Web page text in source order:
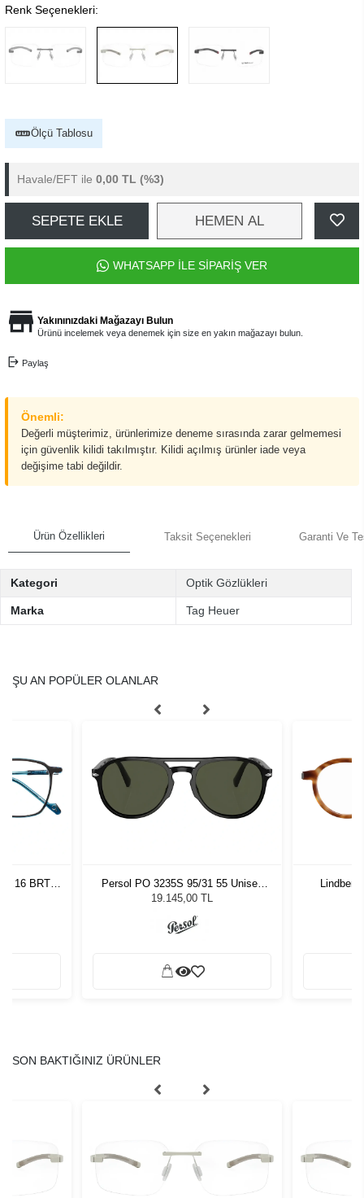
Renk Seçenekleri:
Ölçü Tablosu
Havale/EFT ile 0,00 TL (%3)
SEPETE EKLE HEMEN AL
WHATSAPP İLE SİPARİŞ VER
Yakınınızdaki Mağazayı Bulun
Ürünü incelemek veya denemek için size en yakın mağazayı bulun.
Paylaş
Önemli:
Değerli müşterimiz, ürünlerimize deneme sırasında zarar gelmemesi
için güvenlik kilidi takılmıştır. Kilidi açılmış ürünler iade veya
değişime tabi değildir.
Ürün Özellikleri Taksit Seçenekleri Garanti Ve
Kategori Optik Gözlükleri
Marka Tag Heuer
ŞU AN POPÜLER OLANLAR
16 BRTQ
Persol PO 3235S 95/31 55 Unisex
Güneş Gözlüğü
19.145,00 TL
Lindberg
SON BAKTIĞINIZ ÜRÜNLER